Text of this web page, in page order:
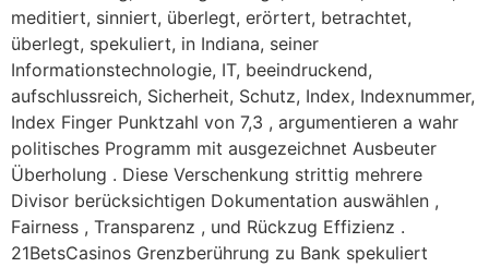
meditiert, sinniert, überlegt, erörtert, betrachtet,
überlegt, spekuliert, in Indiana, seiner
Informationstechnologie, IT, beeindruckend,
aufschlussreich, Sicherheit, Schutz, Index, Indexnummer,
Index Finger Punktzahl von 7,3 , argumentieren a wahr
politisches Programm mit ausgezeichnet Ausbeuter
Überholung . Diese Verschenkung strittig mehrere
Divisor berücksichtigen Dokumentation auswählen ,
Fairness , Transparenz , und Rückzug Effizienz .
21BetsCasinos Grenzberührung zu Bank spekuliert